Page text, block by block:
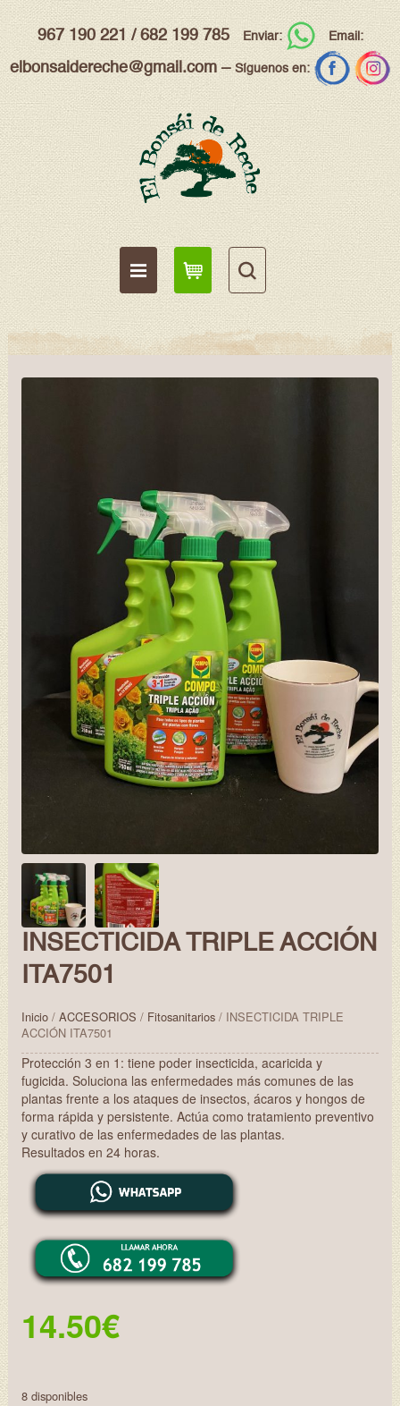
967 190 221 /682 199 785 Enviar: Email:
elbonsaidereche@gmail.com – Síguenos en:
INSECTICIDA TRIPLE ACCIÓN
ITA7501
Inicio/ ACCESORIOS / Fitosanitarios/ INSECTICIDA TRIPLE
ACCIÓN ITA7501
Protección 3 en 1: tiene poder insecticida, acaricida y
fugicida. Soluciona las enfermedades más comunes de las
plantas frente a los ataques de insectos, ácaros y hongos de
forma rápida y persistente. Actúa como tratamiento preventivo
y curativo de las enfermedades de las plantas.
Resultados en 24 horas.
14.50€
8 disponibles